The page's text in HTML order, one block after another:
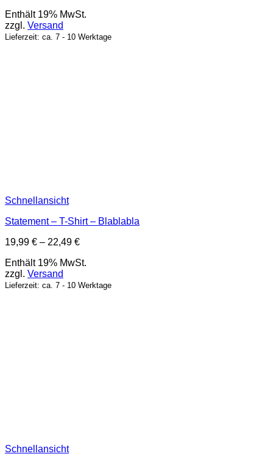
bis
Enthält 19% MwSt.
zzgl. Versand
Lieferzeit: ca. 7 - 10 Werktage
Schnellansicht
Statement – T-Shirt – Blablabla
19,99 € – 22,49 €Preisspanne:
bis
Enthält 19% MwSt.
zzgl. Versand
Lieferzeit: ca. 7 - 10 Werktage
Schnellansicht